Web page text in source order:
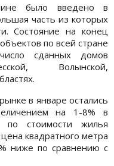
было введено в
часть из которых
Состояние на конец
по всей стране
сданных домов
Волынской,
в январе остались
на 1-8% в
по стоимости жилья
квадратного метра
ниже по сравнению с